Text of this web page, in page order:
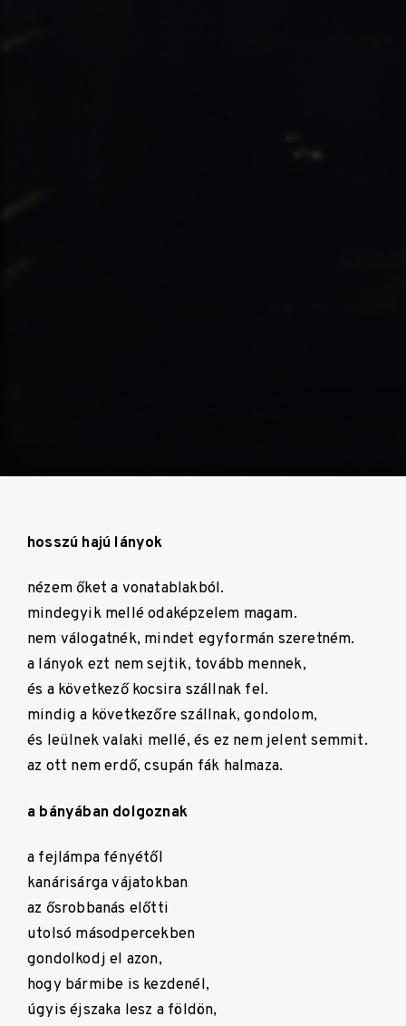
hosszú hajú lányok
nézem őket a vonatablakból.
mindegyik mellé odaképzelem magam.
nem válogatnék, mindet egyformán szeretném.
a lányok ezt nem sejtik, tovább mennek,
és a következő kocsira szállnak fel.
mindig a következőre szállnak, gondolom,
és leülnek valaki mellé, és ez nem jelent semmit.
az ott nem erdő, csupán fák halmaza.
a bányában dolgoznak
a fejlámpa fényétől
kanárisárga vájatokban
az ősrobbanás előtti
utolsó másodpercekben
gondolkodj el azon,
hogy bármibe is kezdenél,
úgyis éjszaka lesz a földön,